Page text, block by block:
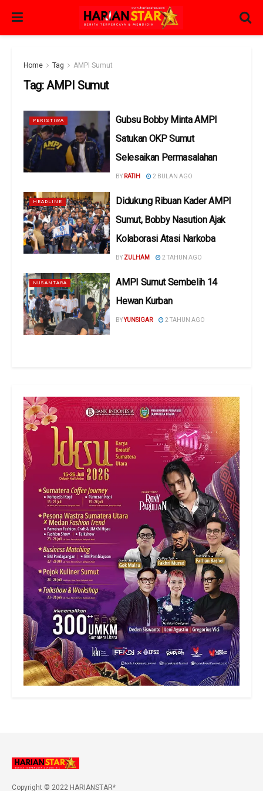
Home Tag AMPI Sumut
Tag:AMPI Sumut
PERISTIWA
Gubsu Bobby Minta AMPI
Satukan OKP Sumut
Selesaikan Permasalahan
BY RATIH 2 BULAN AGO
HEADLINE
Didukung Ribuan Kader AMPI
Sumut, Bobby Nasution Ajak
Kolaborasi Atasi Narkoba
BY ZULHAM 2 TAHUN AGO
NUSANTARA
AMPI Sumut Sembelih 14
Hewan Kurban
BYYUNSIGAR 2 TAHUN AGO
Copyright © 2022 HARIANSTAR*